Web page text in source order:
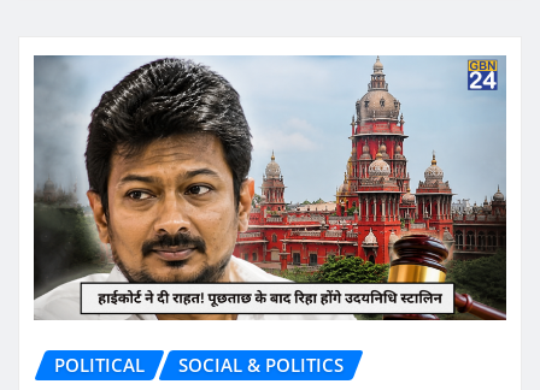
POLITICAL SOCIAL & POLITICS